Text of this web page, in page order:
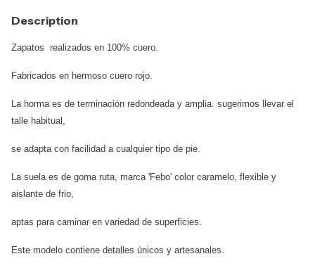
Description
Zapatos realizados en 100% cuero.
Fabricados en hermoso cuero rojo.
La horma es de terminación redondeada y amplia. sugerimos llevar el
talle habitual,
se adapta con facilidad a cualquier tipo de pie.
La suela es de goma ruta, marca 'Febo' color caramelo, flexible y
aislante de frio,
aptas para caminar en variedad de superficies.
Este modelo contiene detalles únicos y artesanales.